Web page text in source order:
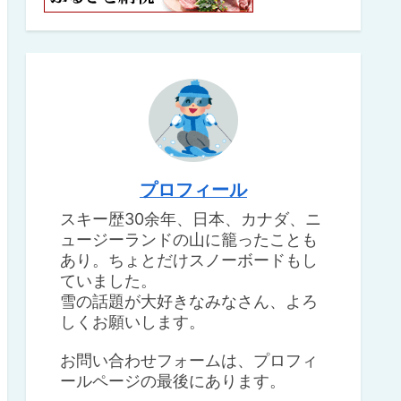
プロフィール
スキー歴30余年、日本、カナダ、ニ
ュージーランドの山に籠ったことも
あり。ちょとだけスノーボードもし
ていました。
雪の話題が大好きなみなさん、よろ
しくお願いします。
お問い合わせフォームは、プロフィ
ールページの最後にあります。